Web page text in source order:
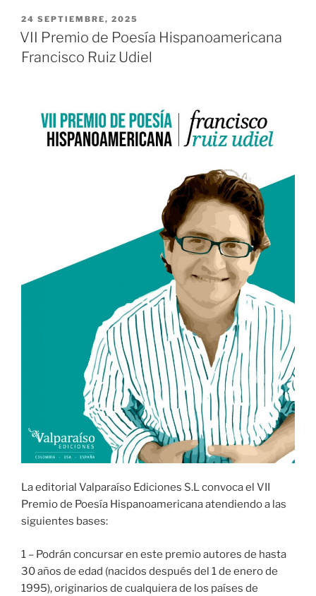
PUBLICADO
EL
24 SEPTIEMBRE, 2025
VII Premio de Poesía Hispanoamericana
Francisco Ruiz Udiel
La editorial Valparaíso Ediciones S.L convoca el VII
Premio de Poesía Hispanoamericana atendiendo a las
siguientes bases:
1 – Podrán concursar en este premio autores de hasta
30 años de edad (nacidos después del 1 de enero de
1995), originarios de cualquiera de los países de